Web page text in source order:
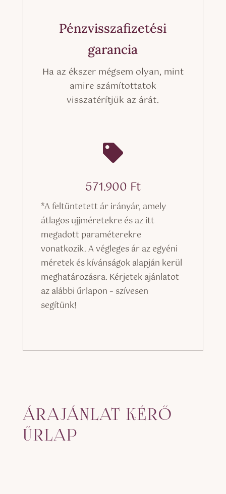
Pénzvisszafizetési
garancia
Ha az ékszer mégsem olyan, mint
amire számítottatok
visszatérítjük az árát.

571.900 Ft
*A feltüntetett ár irányár, amely
átlagos ujjméretekre és az itt
megadott paraméterekre
vonatkozik. A végleges ár az egyéni
méretek és kívánságok alapján kerül
meghatározásra. Kérjetek ajánlatot
az alábbi űrlapon – szívesen
segítünk!
ÁRAJÁNLAT KÉRŐ
ŰRLAP